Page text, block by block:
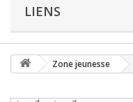
LIENS
Zone jeunesse